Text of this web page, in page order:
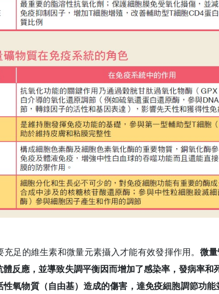
充足的維生素和微量元素攝入才能有效發揮作用。 微
體反應，並導致失調平衡因而增加了感染率，發病率和
性氧物質（自由基）造成的傷害，達免疫細胞調節功